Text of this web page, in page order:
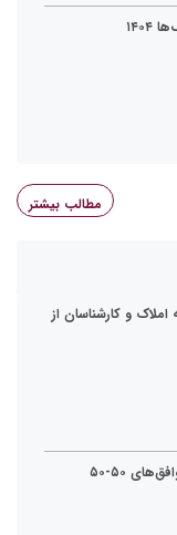
مطالب بیشتر
و کارشناسان از